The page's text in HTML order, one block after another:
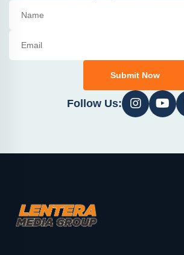
Submit Now
Follow Us: